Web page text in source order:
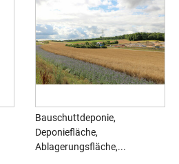
Bauschuttdeponie,
Deponiefläche,
Ablagerungsfläche,...